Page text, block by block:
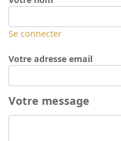
Se connecter
Votre adresse email
Votre message